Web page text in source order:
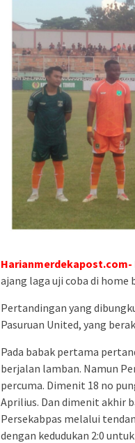
Harianmerdekapost.com-
ajang laga uji coba di home
Pertandingan yang
Pasuruan United, yang
Pada babak pertama
berjalan lamban. Namun
percuma. Dimenit 18 no
Aprilius. Dan dimenit akhir
Persekabpas melalui
dengan kedudukan 2:0